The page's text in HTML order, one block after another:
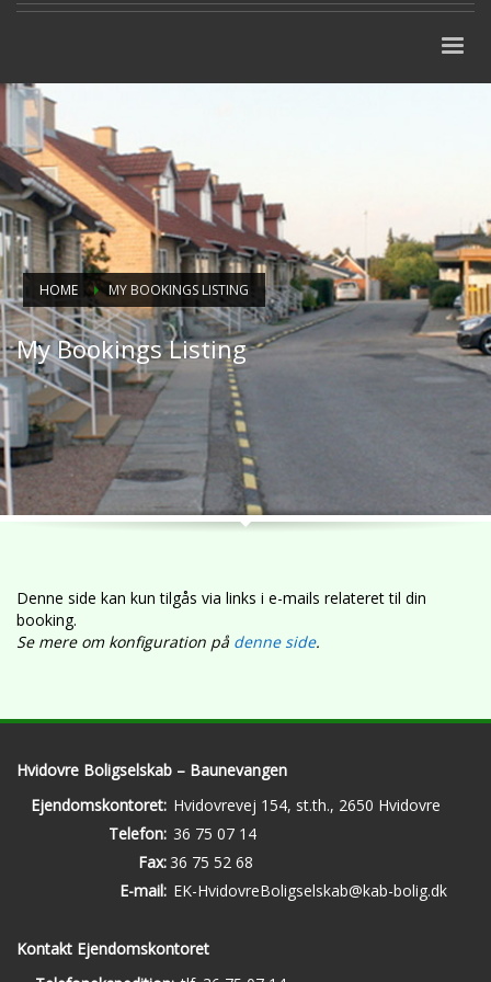
HOME MY BOOKINGS LISTING
My Bookings Listing
Denne side kan kun tilgås via links i e-mails relateret til din
booking.
Se mere om konfiguration på denne side.
Hvidovre Boligselskab – Baunevangen
Ejendomskontoret: Hvidovrevej 154, st.th., 2650 Hvidovre
Telefon: 36 75 07 14
Fax: 36 75 52 68
E-mail: EK-HvidovreBoligselskab@kab-bolig.dk
Kontakt Ejendomskontoret